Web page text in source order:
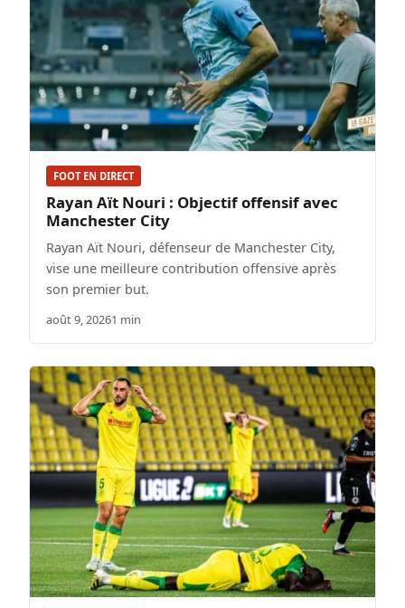
FOOT EN DIRECT
Rayan Aït Nouri : Objectif offensif avec
Manchester City
Rayan Aït Nouri, défenseur de Manchester City,
vise une meilleure contribution offensive après
son premier but.
août 9, 20261 min